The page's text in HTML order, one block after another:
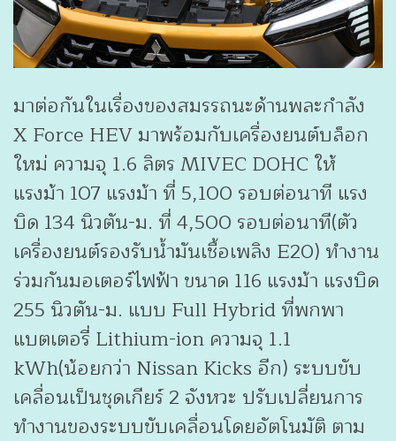
มาต่อกันในเรื่องของสมรรถนะด้านพละกำลัง
X Force HEV มาพร้อมกับเครื่องยนต์บล็อก
ใหม่ ความจุ 1.6 ลิตร MIVEC DOHC ให้
แรงม้า 107 แรงม้า ที่ 5,100 รอบต่อนาที แรง
บิด 134 นิวตัน-ม. ที่ 4,500 รอบต่อนาที(ตัว
เครื่องยนต์รองรับน้ำมันเชื้อเพลิง E20) ทำงาน
ร่วมกันมอเตอร์ไฟฟ้า ขนาด 116 แรงม้า แรงบิด
255 นิวตัน-ม. แบบ Full Hybrid ที่พกพา
แบตเตอรี่ Lithium-ion ความจุ 1.1
kWh(น้อยกว่า Nissan Kicks อีก) ระบบขับ
เคลื่อนเป็นชุดเกียร์ 2 จังหวะ ปรับเปลี่ยนการ
ทำงานของระบบขับเคลื่อนโดยอัตโนมัติ ตาม